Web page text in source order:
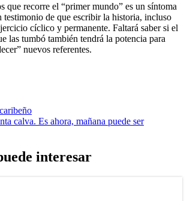
que recorre el “primer mundo” es un síntoma
testimonio de que escribir la historia, incluso
cíclico y permanente. Faltará saber si el
las tumbó también tendrá la potencia para
nuevos referentes.
calva. Es ahora, mañana puede ser
interesar